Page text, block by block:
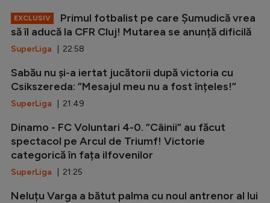
EXCLUSIV
Primul fotbalist pe care Șumudică vrea
să îl aducă la CFR Cluj! Mutarea se anunță dificilă
SuperLiga | 22:58
Sabău nu și-a iertat jucătorii după victoria cu
Csikszereda: ”Mesajul meu nu a fost înțeles!”
SuperLiga | 21:49
Dinamo - FC Voluntari 4-0. ”Câinii” au făcut
spectacol pe Arcul de Triumf! Victorie
categorică în fața ilfovenilor
SuperLiga | 21:25
Neluțu Varga a bătut palma cu noul antrenor al lui